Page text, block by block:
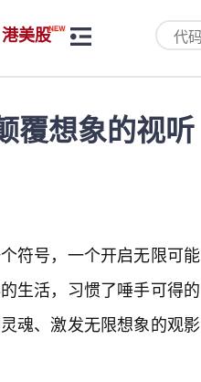
港美股
覆想象的视听
符号，一个开启无限可能
生活，习惯了唾手可得的
魂、激发无限想象的观影